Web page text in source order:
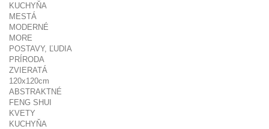
KUCHYŇA
MESTÁ
MODERNÉ
MORE
POSTAVY, ĽUDIA
PRÍRODA
ZVIERATÁ
120x120cm
ABSTRAKTNÉ
FENG SHUI
KVETY
KUCHYŇA